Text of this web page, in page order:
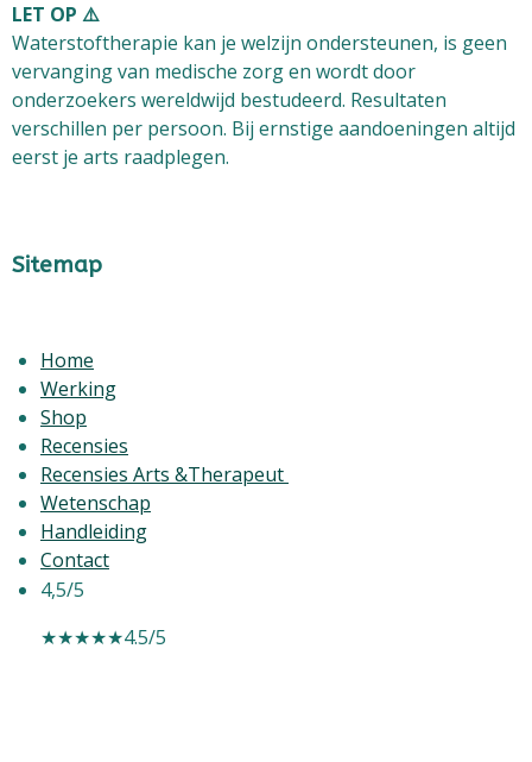
LET OP ⚠️
Waterstoftherapie kan je welzijn ondersteunen, is geen
vervanging van medische zorgen wordt door
onderzoekers wereldwijd bestudeerd. Resultaten
verschillen per persoon. Bij ernstige aandoeningen altijd
eerst je arts raadplegen.
Sitemap
Home
Werking
Shop
Recensies
Recensies Arts &Therapeut
Wetenschap
Handleiding
Contact
4,5/5
★★★★★4.5/5